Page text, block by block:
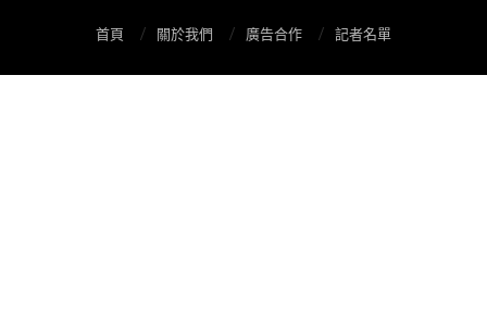
首頁 關於我們 廣告合作 記者名單